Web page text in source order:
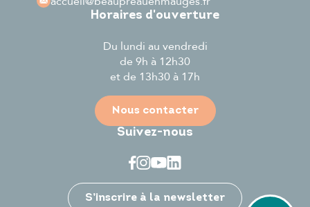
Je participe
Horaires d'ouverture
Du lundi au vendredi
de 9h à 12h30
et de 13h30 à 17h
Nous contacter
Suivez-nous
S’inscrire à la newsletter